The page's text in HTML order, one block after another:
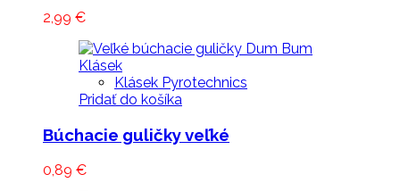
2,99 €
Klásek Pyrotechnics
Pridať do košíka
Búchacie guličky veľké
0,89 €